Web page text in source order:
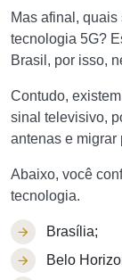
Mas afinal,
tecnologia 5G?
Brasil, por isso,
Contudo,
sinal televisivo,
antenas e migrar
Abaixo, você
tecnologia.
Brasília;
Belo